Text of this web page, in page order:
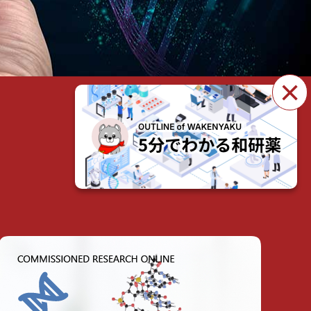
×
製品・サービスを見る